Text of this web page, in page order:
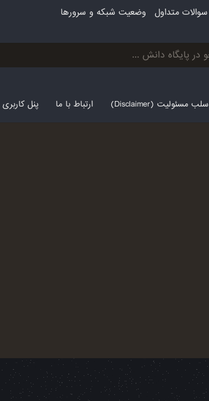
سوالات متداول وضعیت شبکه و سرورها
سلب مسئولیت (Disclaimer) ارتباط با ما پنل کاربری